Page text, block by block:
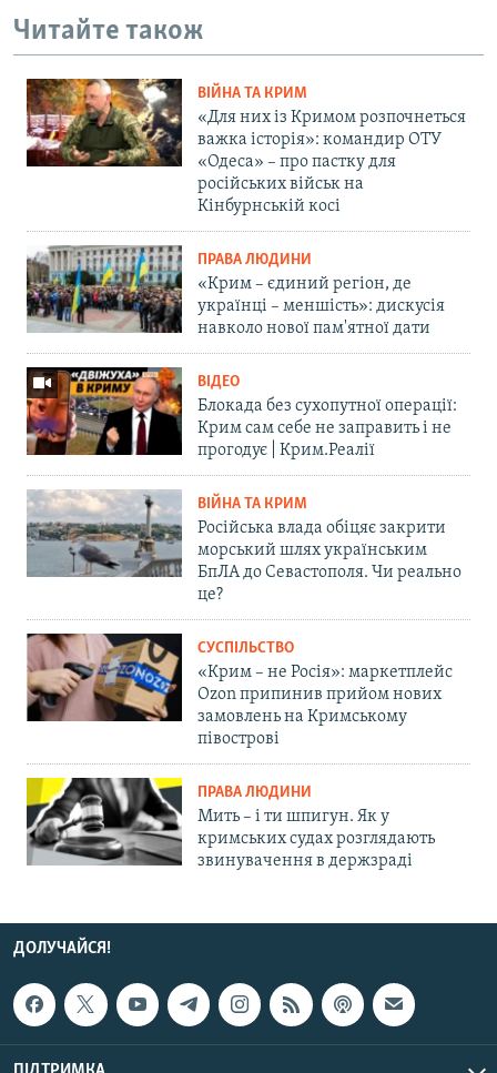
Читайте також
ВІЙНА ТА КРИМ
«Для них із Кримом розпочнеться
важка історія»: командир ОТУ
«Одеса» – про пастку для
російських військ на
Кінбурнській косі
ПРАВА ЛЮДИНИ
«Крим – єдиний регіон, де
українці – меншість»: дискусія
навколо нової пам'ятної дати
ВІДЕО
Блокада без сухопутної операції:
Крим сам себе не заправить і не
прогодує | Крим.Реалії
ВІЙНА ТА КРИМ
Російська влада обіцяє закрити
морський шлях українським
БпЛА до Севастополя. Чи реально
це?
СУСПІЛЬСТВО
«Крим – не Росія»: маркетплейс
Ozon припинив прийом нових
замовлень на Кримському
півострові
ПРАВА ЛЮДИНИ
Мить – і ти шпигун. Як у
кримських судах розглядають
звинувачення в держзраді
ДОЛУЧАЙСЯ!